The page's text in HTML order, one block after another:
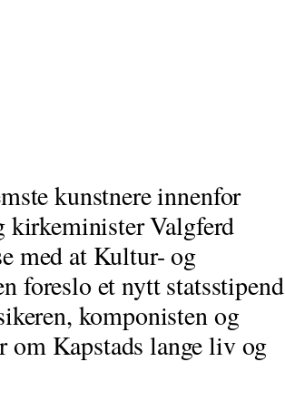
kunstnere innenfor
kirkeminister Valgferd
med at Kultur- og
foreslo et nytt statsstipend
komponisten og
om Kapstads lange liv og